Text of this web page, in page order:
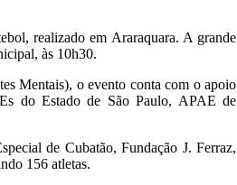
realizado em Araraquara. A grande
às 10h30.
Mentais), o evento conta com o apoio
do Estado de São Paulo, APAE de
de Cubatão, Fundação J. Ferraz,
156 atletas.